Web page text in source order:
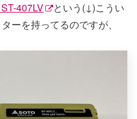
407LV
という(↓)こうい
ーを持ってるのですが、